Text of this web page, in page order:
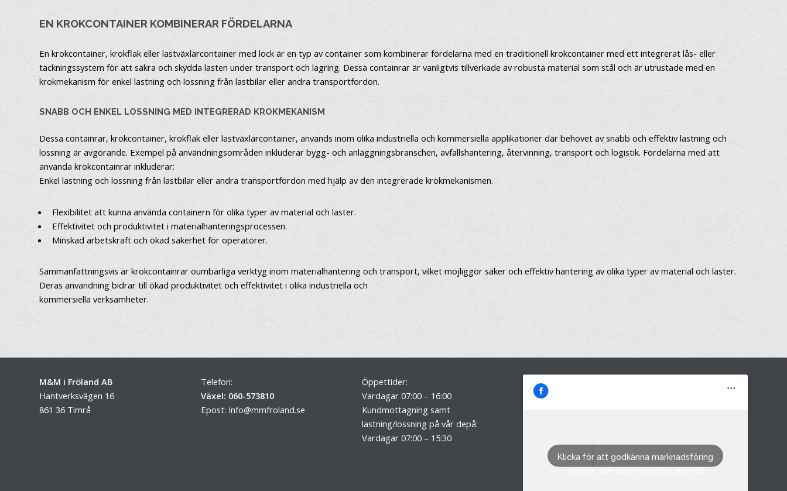
EN KROKCONTAINER KOMBINERAR FÖRDELARNA
En krokcontainer, krokflak eller lastväxlarcontainer med lock är en typ av container som kombinerar fördelarna med en traditionell krokcontainer med ett integrerat lås- eller
täckningssystem för att säkra och skydda lasten under transport och lagring. Dessa containrar är vanligtvis tillverkade av robusta material som stål och är utrustade med en
krokmekanism för enkel lastning och lossning från lastbilar eller andra transportfordon.
SNABB OCH ENKEL LOSSNING MED INTEGRERAD KROKMEKANISM
Dessa containrar, krokcontainer, krokflak eller lastväxlarcontainer, används inom olika industriella och kommersiella applikationer där behovet av snabb och effektiv lastning och
lossning är avgörande. Exempel på användningsområden inkluderar bygg- och anläggningsbranschen, avfallshantering, återvinning, transport och logistik. Fördelarna med att
använda krokcontainrar inkluderar:
Enkel lastning och lossning från lastbilar eller andra transportfordon med hjälp av den integrerade krokmekanismen.
Flexibilitet att kunna använda containern för olika typer av material och laster.
Effektivitet och produktivitet i materialhanteringsprocessen.
Minskad arbetskraft och ökad säkerhet för operatörer.
Sammanfattningsvis är krokcontainrar oumbärliga verktyg inom materialhantering och transport, vilket möjliggör säker och effektiv hantering av olika typer av material och laster.
Deras användning bidrar till ökad produktivitet och effektivitet i olika industriella och
kommersiella verksamheter.
M&M i Fröland AB
Hantverksvägen 16
861 36 Timrå
Telefon:
Växel: 060-573810
Epost: Info@mmfroland.se
Öppettider:
Vardagar 07:00 – 16:00
Kundmottagning samt
lastning/lossning på vår depå:
Vardagar 07:00 – 15:30
M&M i Fröland AB
Klicka för att godkänna marknadsföring
cookies och aktivera detta innehåll